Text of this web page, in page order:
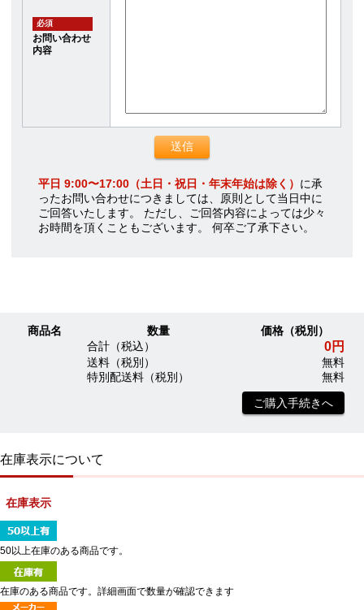
必須
お問い合わせ
内容
平日 9:00〜17:00（土日・祝日・年末年始は除く） に承
ったお問い合わせにつきましては、原則として当日中に
ご回答いたします。 ただし、ご回答内容によっては少々
お時間を頂くこともございます。 何卒ご了承下さい。
商品名 数量
価格（税別）
合計（税込）
0円
送料（税別）
無料
特別配送料（税別）
無料
ご購入手続きへ
在庫表示について
在庫表示
50以上在庫のある商品です。
在庫のある商品です。詳細画面で数量が確認できます